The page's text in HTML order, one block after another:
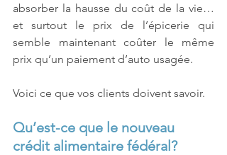
absorber la hausse du coût de la vie…
et surtout le prix de l’épicerie qui
semble maintenant coûter le même
prix qu’un paiement d’auto usagée.
Voici ce que vos clients doivent savoir.
Qu’est-ce que le nouveau
crédit alimentaire fédéral?